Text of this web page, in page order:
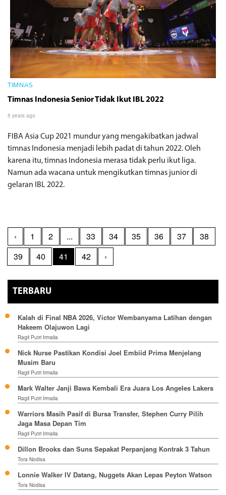
TIMNAS
Timnas Indonesia Senior Tidak Ikut IBL 2022
5 years ago
FIBA Asia Cup 2021 mundur yang mengakibatkan jadwal
timnas Indonesia menjadi lebih padat di tahun 2022. Oleh
karena itu, timnas Indonesia merasa tidak perlu ikut liga.
Namun ada wacana untuk mengikutkan timnas junior di
gelaran IBL 2022.
‹ 1 2 ... 33 34 35 36 37
38
39
40 41 42 ›
TERBARU
Kalah di Final NBA 2026, Victor Wembanyama Latihan dengan
Hakeem Olajuwon Lagi
Ragil Putri Irmalia
Nick Nurse Pastikan Kondisi Joel Embiid Prima Menjelang
Musim Baru
Ragil Putri Irmalia
Mark Walter Janji Bawa Kembali Era Juara Los Angeles Lakers
Ragil Putri Irmalia
Warriors Masih Pasif di Bursa Transfer, Stephen Curry Pilih
Jaga Masa Depan Tim
Ragil Putri Irmalia
Dillon Brooks dan Suns Sepakat Perpanjang Kontrak 3 Tahun
Tora Nodisa
Lonnie Walker IV Datang, Nuggets Akan Lepas Peyton Watson
Tora Nodisa